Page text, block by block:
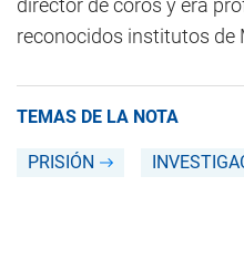
director de coros y era
reconocidos institutos de
TEMAS DE LA NOTA
PRISIÓN